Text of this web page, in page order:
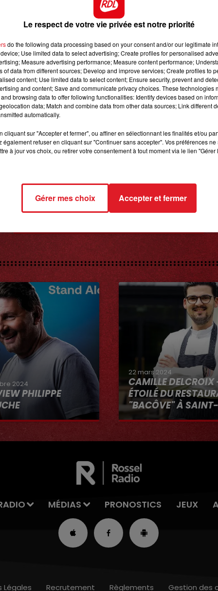
min)
2024
PHILIPPE
22 mars 2024
CAMILLE DELCROIX
ÉTOILÉ DU
"BACÔVE" À
Au micro d'Hervé dans
MÉDIAS PRONOSTICS JEUX
Légales Recrutement Règlements Gestion des
Le respect de votre vie privée est notre priorité
do the following data processing based on your consent and/or our legitimate
Use limited data to select advertising; Create profiles for personalised
Measure advertising performance; Measure content performance;
of data from different sources; Develop and improve services; Create profiles to
content; Use limited data to select content; Ensure security, prevent and
and content; Save and communicate privacy choices. These technologies
browsing data to offer following functionalities: Identify devices based on
data; Match and combine data from other data sources; Link different
automatically.
cliquant sur "Accepter et fermer", ou affiner en sélectionnant les finalités et/ou
également refuser en cliquant sur "Continuer sans accepter". Vos préférences
à jour vos choix, ou retirer votre consentement à tout moment via le lien
Gérer mes choix Accepter et fermer